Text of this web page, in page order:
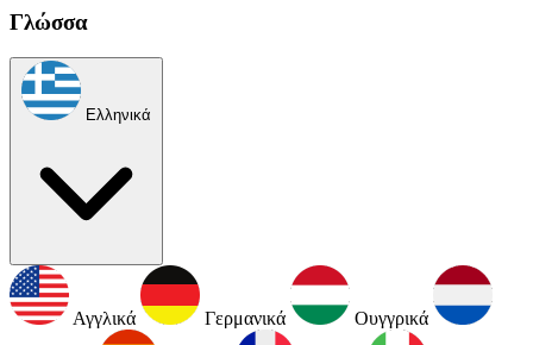
Γλώσσα
Ελληνικά
Αγγλικά Γερμανικά Ουγγρικά